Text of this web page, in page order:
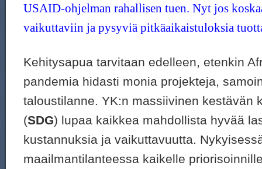
USAID-ohjelman rahallisen tuen. Nyt jos
vaikuttaviin ja pysyviä pitkäaikaistuloksia
Kehitysapua tarvitaan edelleen, etenkin
pandemia hidasti monia projekteja,
taloustilanne. YK:n massiivinen kestävän
(SDG) lupaa kaikkea mahdollista hyvää
kustannuksia ja vaikuttavuutta.
maailmantilanteessa kaikelle